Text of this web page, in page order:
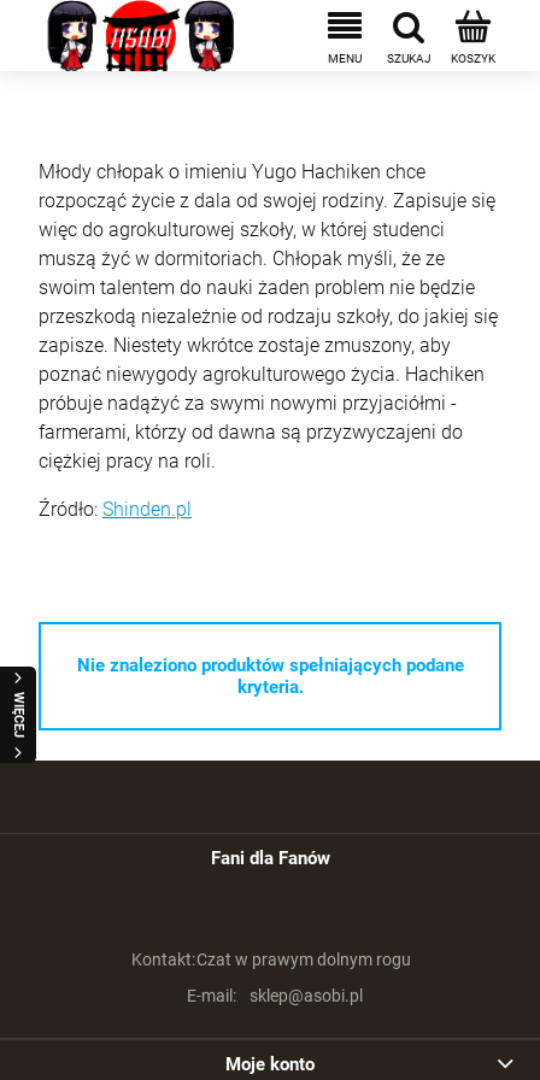
WIĘCEJ
Młody chłopak o imieniu Yugo Hachiken chce
rozpocząć życie z dala od swojej rodziny. Zapisuje się
więc do agrokulturowej szkoły, w której studenci
muszą żyć w dormitoriach. Chłopak myśli, że ze
swoim talentem do nauki żaden problem nie będzie
przeszkodą niezależnie od rodzaju szkoły, do jakiej się
zapisze. Niestety wkrótce zostaje zmuszony, aby
poznać niewygody agrokulturowego życia. Hachiken
próbuje nadążyć za swymi nowymi przyjaciółmi -
farmerami, którzy od dawna są przyzwyczajeni do
ciężkiej pracy na roli.
Źródło: Shinden.pl
Nie znaleziono produktów spełniających podane
kryteria.
Fani dla Fanów
Kontakt:Czat w prawym dolnym rogu
E-mail:
sklep@asobi.pl
Moje konto